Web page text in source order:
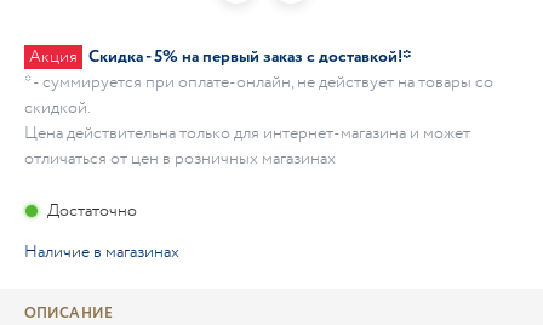
Акция Скидка - 5% на первый заказ с доставкой!*
* - суммируется при оплате-онлайн, не действует на товары со
скидкой.
Цена действительна только для интернет-магазина и может
отличаться от цен в розничных магазинах
Достаточно
Наличие в магазинах
ОПИСАНИЕ